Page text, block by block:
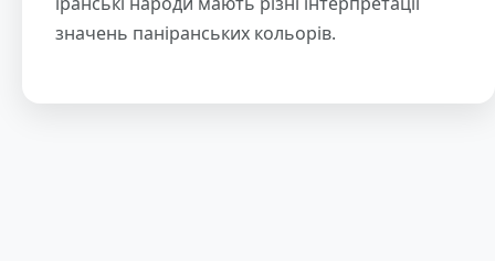
значень паніранських кольорів.